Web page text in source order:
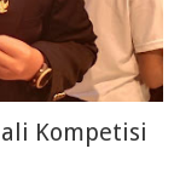
Kompetisi